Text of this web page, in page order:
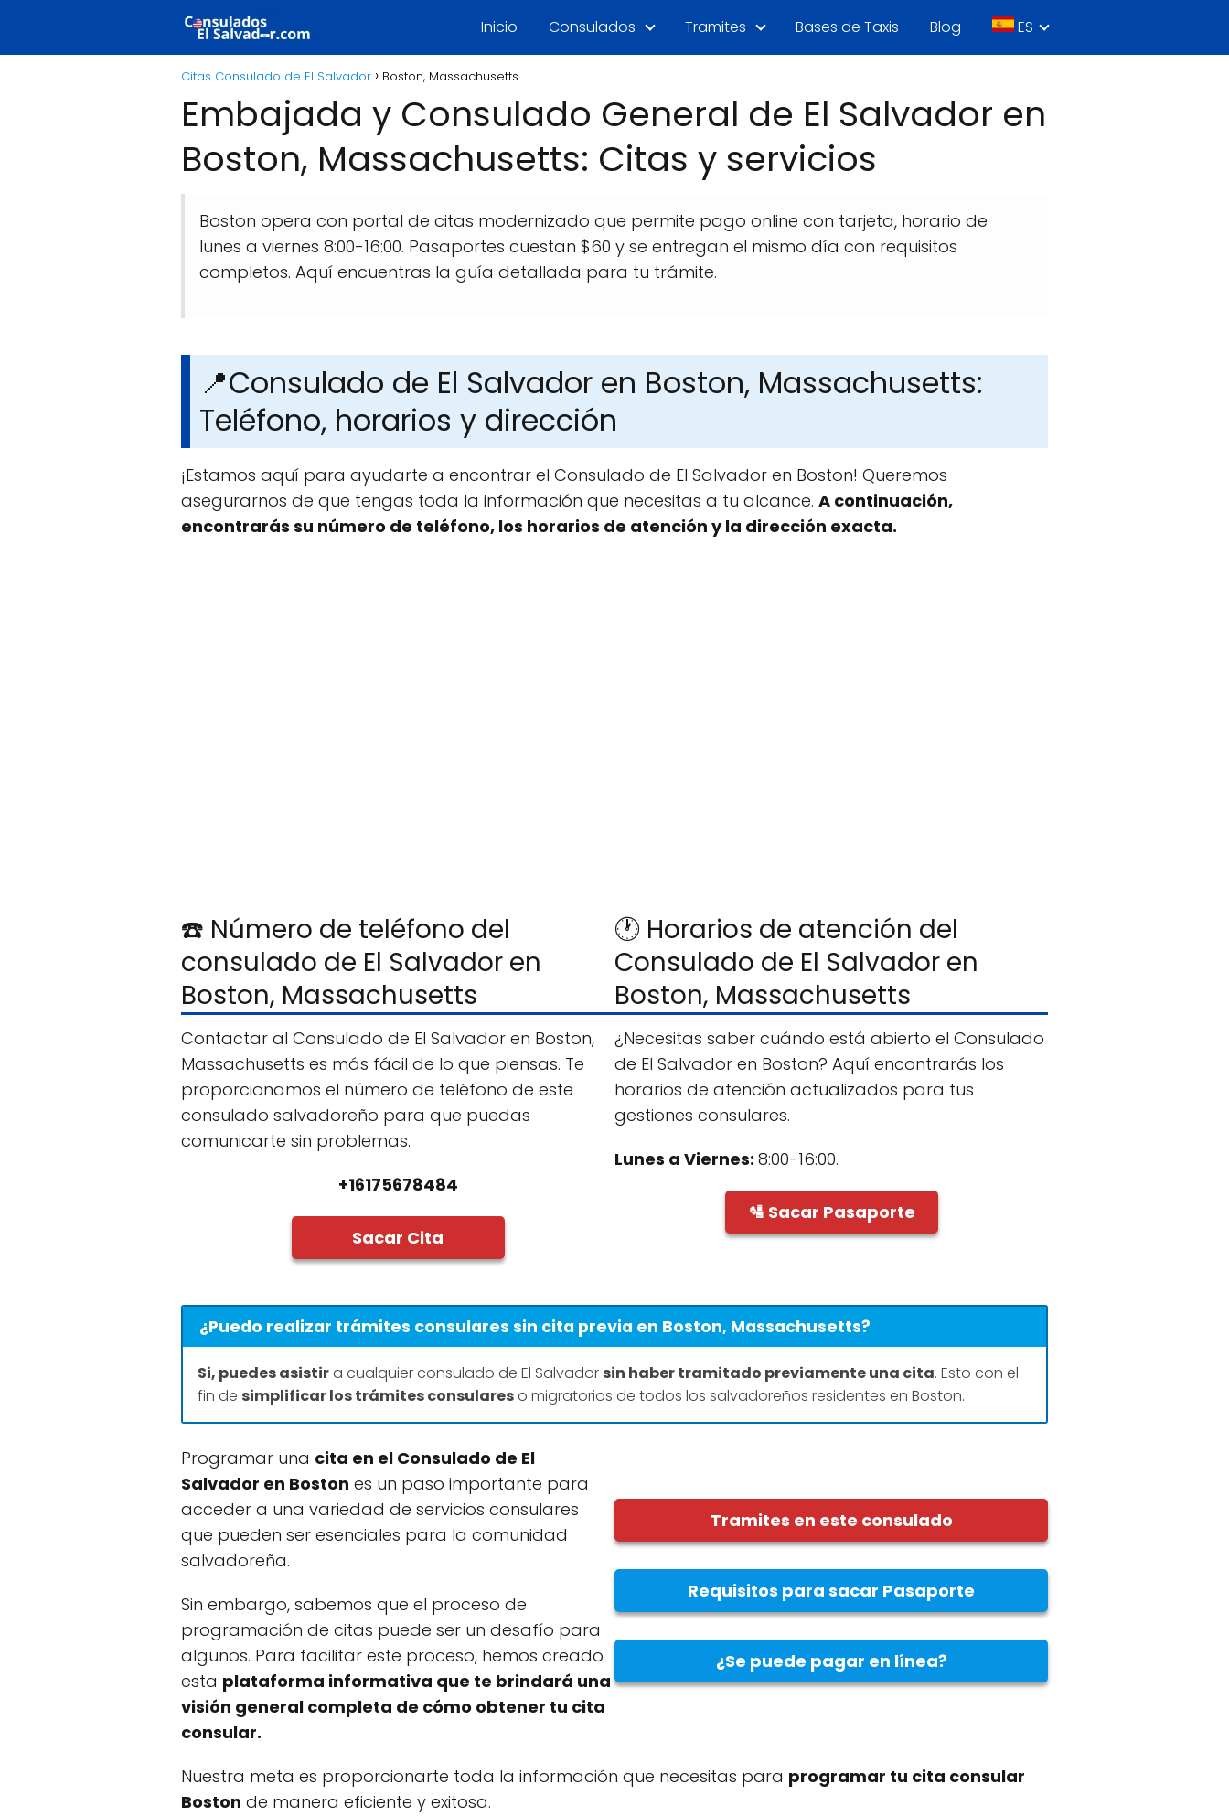
Inicio Consulados Tramites Bases de Taxis Blog ES
Citas Consulado de El Salvador Boston, Massachusetts
Embajada y Consulado General de El Salvador en
Boston, Massachusetts: Citas y servicios
Boston opera con portal de citas modernizado que permite pago online con tarjeta, horario de
lunes a viernes 8:00-16:00. Pasaportes cuestan $60 y se entregan el mismo día con requisitos
completos. Aquí encuentras la guía detallada para tu trámite.
📍Consulado de El Salvador en Boston, Massachusetts:
Teléfono, horarios y dirección
¡Estamos aquí para ayudarte a encontrar el Consulado de El Salvador en Boston! Queremos
asegurarnos de que tengas toda la información que necesitas a tu alcance. A continuación,
encontrarás su número de teléfono, los horarios de atención y la dirección exacta.
☎️ Número de teléfono del
consulado de El Salvador en
Boston, Massachusetts
Contactar al Consulado de El Salvador en Boston,
Massachusetts es más fácil de lo que piensas. Te
proporcionamos el número de teléfono de este
consulado salvadoreño para que puedas
comunicarte sin problemas.
+16175678484
Sacar Cita
🕐 Horarios de atención del
Consulado de El Salvador en
Boston, Massachusetts
¿Necesitas saber cuándo está abierto el Consulado
de El Salvador en Boston? Aquí encontrarás los
horarios de atención actualizados para tus
gestiones consulares.
Lunes a Viernes: 8:00-16:00.
🛂 Sacar Pasaporte
¿Puedo realizar trámites consulares sin cita previa en Boston, Massachusetts?
Si, puedes asistira cualquier consulado de El Salvador sin haber tramitado previamente una cita. Esto con el
fin de simplificar los trámites consulareso migratorios de todos los salvadoreños residentes en Boston.
Programar una cita en el Consulado de El
Salvador en Boston es un paso importante para
acceder a una variedad de servicios consulares
que pueden ser esenciales para la comunidad
salvadoreña.
Sin embargo, sabemos que el proceso de
programación de citas puede ser un desafío para
algunos. Para facilitar este proceso, hemos creado
esta plataforma informativa que te brindará una
visión general completa de cómo obtener tu cita
consular.
Tramites en este consulado
Requisitos para sacar Pasaporte
¿Se puede pagar en línea?
Nuestra meta es proporcionarte toda la información que necesitas para programar tu cita consular
Boston de manera eficiente y exitosa.